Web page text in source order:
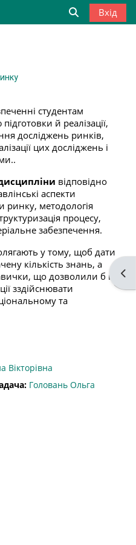
Вхід
студентам
й реалізації,
досліджень ринків,
цих досліджень і
відповідно
аспекти
ринку, методологія
процесу,
забезпечення.
у тому, щоб дати
кількість знань, а
що дозволили б на
зздійснювати
та
Вікторівна
Головань Ольга